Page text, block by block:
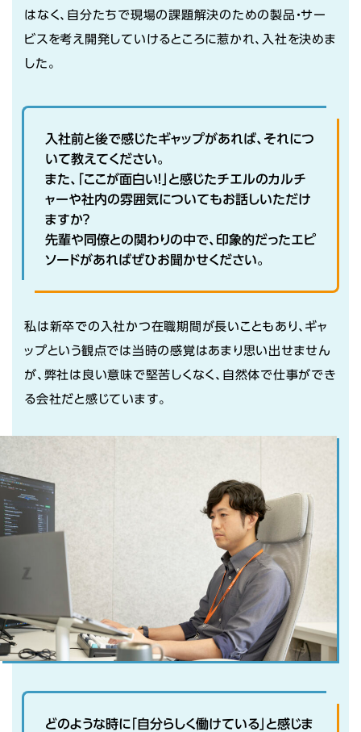
はなく、自分たちで現場の課題解決のための製品・サー
ビスを考え開発していけるところに惹かれ、入社を決めま
した。
入社前と後で感じたギャップがあれば、それにつ
いて教えてください。
また、「ここが面白い！」と感じたチエルのカルチ
ャーや社内の雰囲気についてもお話しいただけ
ますか？
先輩や同僚との関わりの中で、印象的だったエピ
ソードがあればぜひお聞かせください。
私は新卒での入社かつ在職期間が長いこともあり、ギャ
ップという観点では当時の感覚はあまり思い出せません
が、弊社は良い意味で堅苦しくなく、自然体で仕事ができ
る会社だと感じています。
どのような時に「自分らしく働けている」と感じま